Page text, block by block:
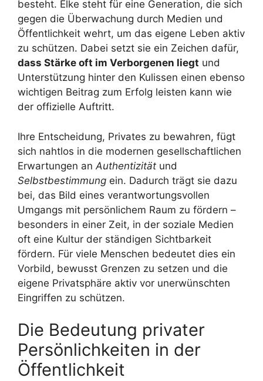
besteht. Elke steht für eine Generation, die sich
gegen die Überwachung durch Medien und
Öffentlichkeit wehrt, um das eigene Leben aktiv
zu schützen. Dabei setzt sie ein Zeichen dafür,
dass Stärke oft im Verborgenen liegt und
Unterstützung hinter den Kulissen einen ebenso
wichtigen Beitrag zum Erfolg leisten kann wie
der offizielle Auftritt.
Ihre Entscheidung, Privates zu bewahren, fügt
sich nahtlos in die modernen gesellschaftlichen
Erwartungen an Authentizität und
Selbstbestimmung ein. Dadurch trägt sie dazu
bei, das Bild eines verantwortungsvollen
Umgangs mit persönlichem Raum zu fördern –
besonders in einer Zeit, in der soziale Medien
oft eine Kultur der ständigen Sichtbarkeit
fördern. Für viele Menschen bedeutet dies ein
Vorbild, bewusst Grenzen zu setzen und die
eigene Privatsphäre aktiv vor unerwünschten
Eingriffen zu schützen.
Die Bedeutung privater
Persönlichkeiten in der
Öffentlichkeit